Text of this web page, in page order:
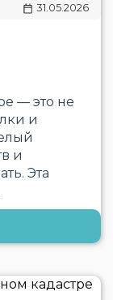
31.05.2026
— это не
и
и
Эта